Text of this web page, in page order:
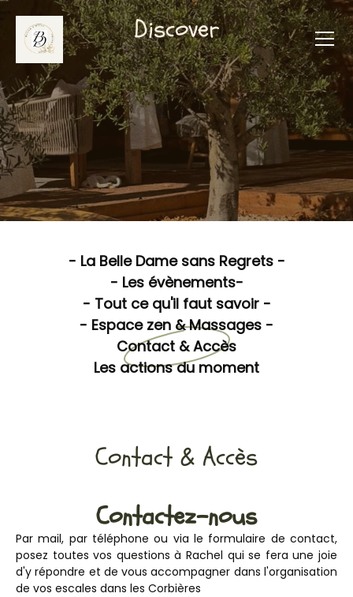
Discover
- La Belle Dame sans Regrets -
- Les évènements-
- Tout ce qu'il faut savoir -
- Espace zen & Massages -
Contact & Accès
Les actions du moment
Contact & Accès
Contactez-nous
Par mail, par téléphone ou via le formulaire de contact,
posez toutes vos questions à Rachel qui se fera une joie
d'y répondre et de vous accompagner dans l'organisation
de vos escales dans les Corbières